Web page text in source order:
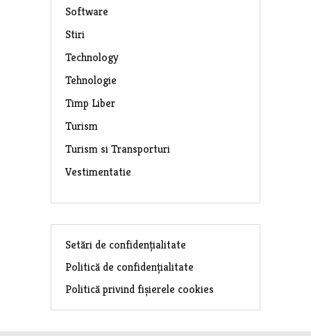
Software
Stiri
Technology
Tehnologie
Timp Liber
Turism
Turism si Transporturi
Vestimentatie
Setări de confidențialitate
Politică de confidențialitate
Politică privind fișierele cookies